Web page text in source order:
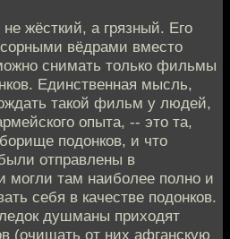
жёсткий, а грязный. Его
вёдрами вместо
снимать только фильмы
Единственная мысль,
такой фильм у людей,
опыта, -- это та,
подонков, и что
отправлены в
могли там наиболее полно и
себя в качестве подонков.
душманы приходят
(очищать от них афганскую